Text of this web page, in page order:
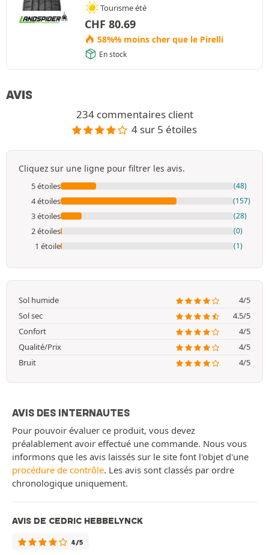
Tourisme été
CHF 80.69
58%% moins cher que le Pirelli
En stock
AVIS
234 commentaires client
4 sur 5 étoiles
Cliquez sur une ligne pour filtrer les avis.
5 étoiles (48)
4 étoiles (157)
3 étoiles (28)
2 étoiles (0)
1 étoile (1)
Sol humide
4/5
Sol sec
4.5/5
Confort
4/5
Qualité/Prix
4/5
Bruit
4/5
AVIS DES INTERNAUTES
Pour pouvoir évaluer ce produit, vous devez
préalablement avoir effectué une commande. Nous vous
informons que les avis laissés sur le site font l'objet d'une
procédure de contrôle. Les avis sont classés par ordre
chronologique uniquement.
AVIS DE CEDRIC HEBBELYNCK
4/5